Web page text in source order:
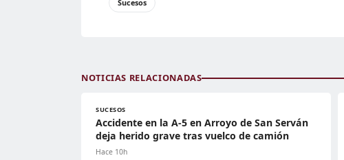
Sucesos
NOTICIAS RELACIONADAS
SUCESOS
Accidente en la A-5 en Arroyo de San Serván
deja herido grave tras vuelco de camión
Hace 10h